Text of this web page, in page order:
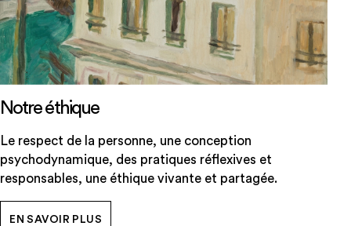
Notre éthique
Le respect de la personne, une conception
psychodynamique, des pratiques réflexives et
responsables, une éthique vivante et partagée.
EN SAVOIR PLUS